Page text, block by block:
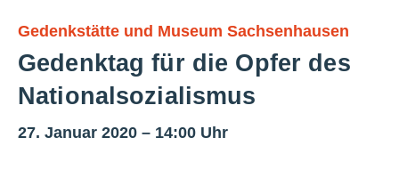
Gedenkstätte und Museum Sachsenhausen
Gedenktag für die Opfer des
Nationalsozialismus
27. Januar 2020 – 14:00 Uhr